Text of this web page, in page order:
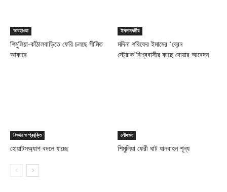
আবহাওয়া
শিমুলিয়া-কাঁঠালবাড়িতে ফেরি চলছে সীমিত
আকারে
ইসলামধর্মীয়
মদিনা শরিফের ইমামের ‘ব্রেন
স্ট্রোক’বিশ্ববাসীর কাছে দোয়ার আবেদন
বিজ্ঞান ও প্রযুক্তি
হোয়াটসঅ্যাপ বদলে যাচ্ছে
লৌহজং
শিমুলিয়া ফেরী ঘাট যানবাহন শূন্য